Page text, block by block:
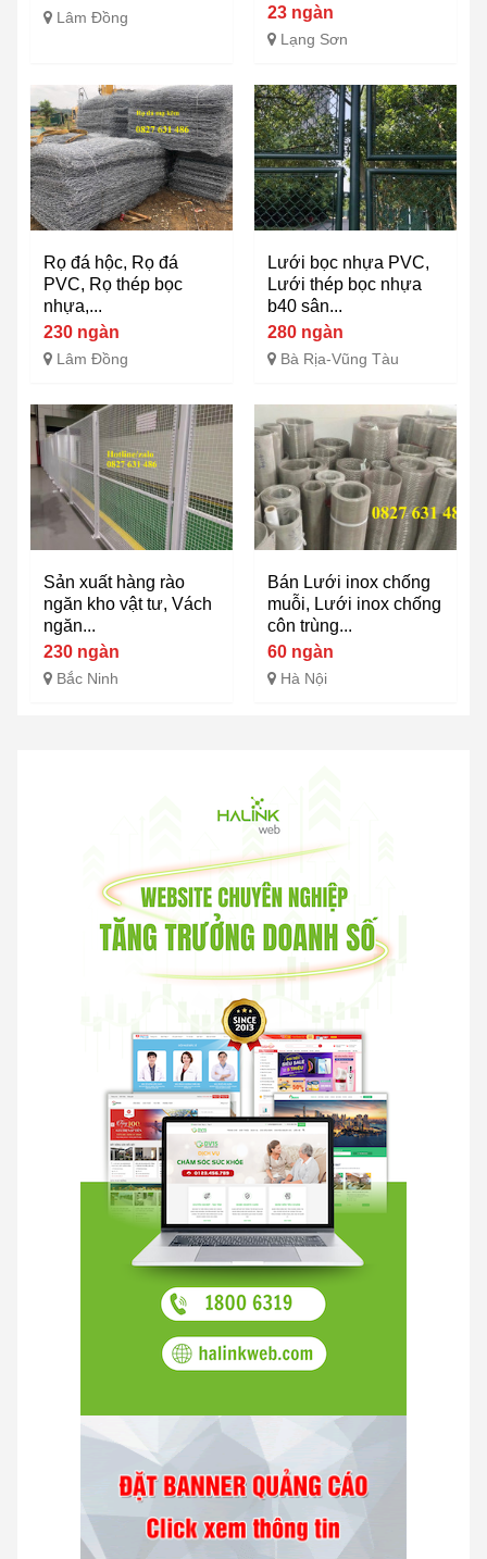
Lâm Đồng 23 ngàn
Lạng Sơn
Rọ đá hộc, Rọ đá
PVC, Rọ thép bọc
nhựa,...
230 ngàn
Lâm Đồng
Lưới bọc nhựa PVC,
Lưới thép bọc nhựa
b40 sân...
280 ngàn
Bà Rịa-Vũng Tàu
Sản xuất hàng rào
ngăn kho vật tư, Vách
ngăn...
230 ngàn
Bắc Ninh
Bán Lưới inox chống
muỗi, Lưới inox chống
côn trùng...
60 ngàn
Hà Nội